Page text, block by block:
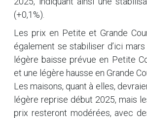
(+0,1%).
Les prix en Petite et Grande
également se stabiliser d’ici
légère baisse prévue en Petite
et une légère hausse en Grande
Les maisons, quant à elles,
légère reprise début 2025, mais
prix resteront modérées, avec